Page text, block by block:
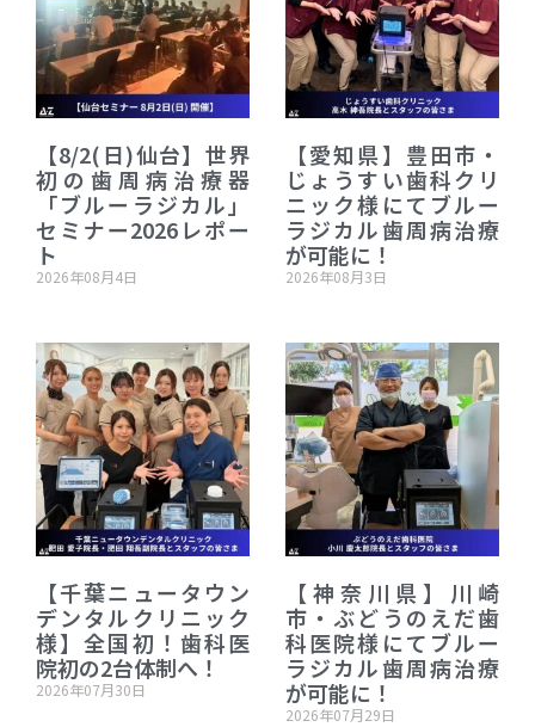
【8/2(日)仙台】世界
初の歯周病治療器
「ブルーラジカル」
セミナー2026レポー
ト
2026年08月4日
【愛知県】豊田市・
じょうすい歯科クリ
ニック様にてブルー
ラジカル歯周病治療
が可能に！
2026年08月3日
【千葉ニュータウン
デンタルクリニック
様】全国初！歯科医
院初の2台体制へ！
2026年07月30日
【神奈川県】川崎
市・ぶどうのえだ歯
科医院様にてブルー
ラジカル歯周病治療
が可能に！
2026年07月29日